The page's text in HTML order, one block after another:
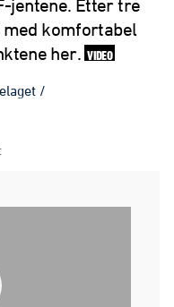
jentene. Etter tre
med komfortabel
her. VIDEO
/